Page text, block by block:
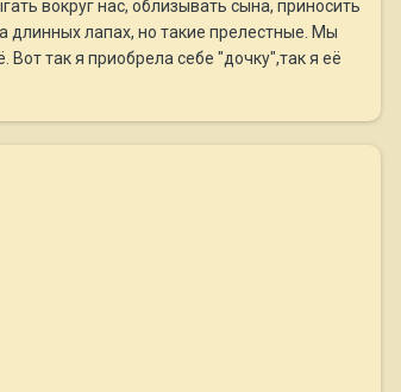
вокруг нас, облизывать сына, приносить
длинных лапах, но такие прелестные. Мы
так я приобрела себе "дочку",так я её